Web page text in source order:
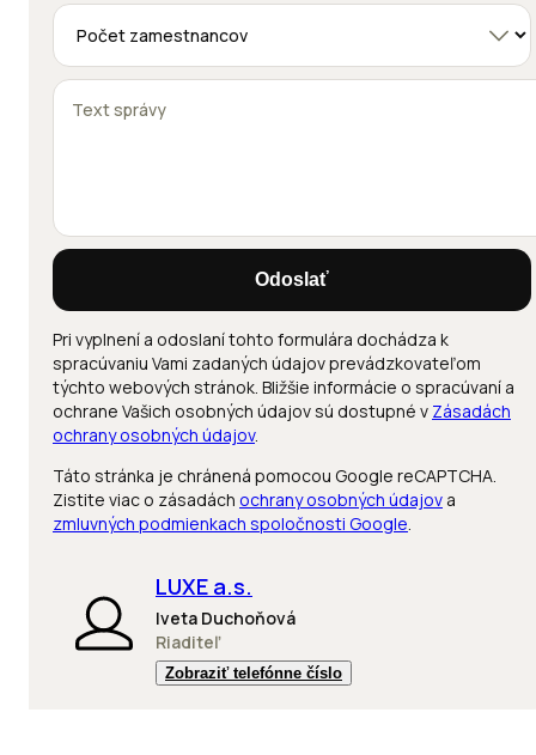
Odoslať
Pri vyplnení a odoslaní tohto formulára dochádza k
spracúvaniu Vami zadaných údajov prevádzkovateľom
týchto webových stránok. Bližšie informácie o spracúvaní a
ochrane Vašich osobných údajov sú dostupné v Zásadách
ochrany osobných údajov.
Táto stránka je chránená pomocou Google reCAPTCHA.
Zistite viac o zásadách ochrany osobných údajov a
zmluvných podmienkach spoločnosti Google.
LUXE a.s.
Iveta Duchoňová
Riaditeľ
Zobraziť telefónne číslo